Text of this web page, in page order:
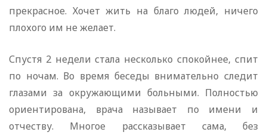
прекрасное. Хочет жить на благо людей, ничего
плохого им не желает.
Спустя 2 недели стала несколько спокойнее, спит
по ночам. Во время беседы внимательно следит
глазами за окружающими больными. Полностью
ориентирована, врача называет по имени и
отчеству. Многое рассказывает сама, без